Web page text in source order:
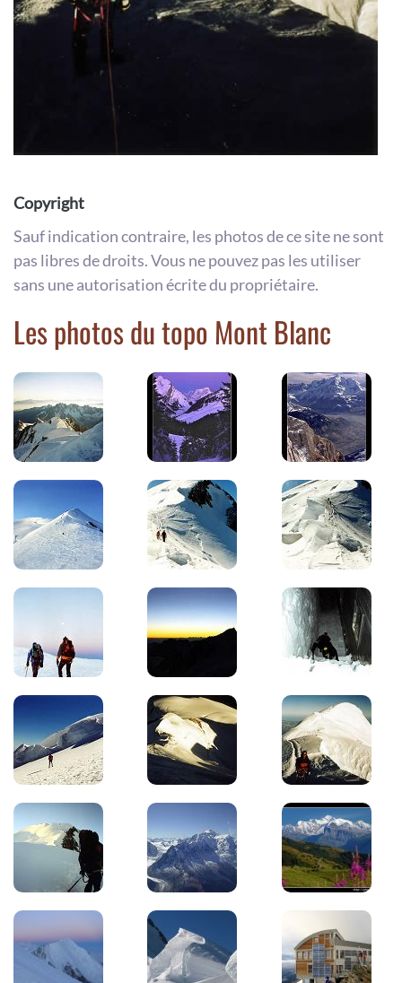
Copyright
Sauf indication contraire, les photos de ce site ne sont
pas libres de droits. Vous ne pouvez pas les utiliser
sans une autorisation écrite du propriétaire.
Les photos du topo Mont Blanc